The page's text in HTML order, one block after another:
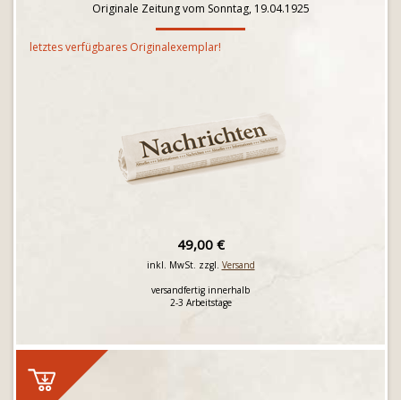
Originale Zeitung vom Sonntag, 19.04.1925
letztes verfügbares Originalexemplar!
49,00 €
inkl. MwSt. zzgl. Versand
versandfertig innerhalb
2-3 Arbeitstage